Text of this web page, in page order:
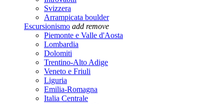
Svizzera
Arrampicata boulder
Escursionismo add remove
Piemonte e Valle d'Aosta
Lombardia
Dolomiti
Trentino-Alto Adige
Veneto e Friuli
Liguria
Emilia-Romagna
Italia Centrale